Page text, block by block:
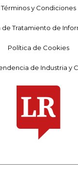
Términos y Condiciones
de Tratamiento de
Política de Cookies
de Industria y